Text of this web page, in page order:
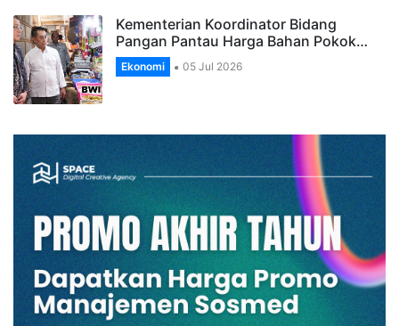
Kementerian Koordinator Bidang
Pangan Pantau Harga Bahan Pokok…
Ekonomi 05 Jul 2026